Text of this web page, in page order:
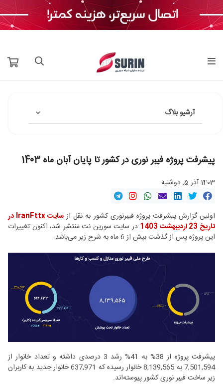
آرشیو بلاگ
پیشرفت پروژه فیبر نوری در کشور تا پایان آبان ماه 1403
1403 آذر 5, دوشنبه
اولین گزارش پیشرفت پروژه فیبرنوری کشور به نقل از
سایت IranFttx در
تاریخ 23 اردیبهشت 1403
در سایت سورین نت منتشر شد، اکنون تغییرات
این پروژه پس از گذشت بیش از 6 ماه به شرح زیر می‌باشد.
پیشرفت پروژه از 38% به 41% رشد 3 درصدی داشته و تعداد خانوار از
7,501,594 به 8,139,565 خانوار رسیده که 637,971 خانوار جدید به کاربران
زیر ساخت فیبر نوری کشور پیوسته‌اند.